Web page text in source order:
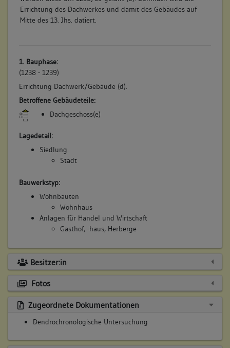
Errichtung des Dachwerkes und damit des Gebäudes auf
Mitte des 13. Jhs. datiert.
1. Bauphase:
(1238 - 1239)
Errichtung Dachwerk/Gebäude (d).
Betroffene Gebäudeteile:
Dachgeschoss(e)
Lagedetail:
Siedlung
Stadt
Bauwerkstyp:
Wohnbauten
Wohnhaus
Anlagen für Handel und Wirtschaft
Gasthof, -haus, Herberge
Besitzer:in
Fotos
Zugeordnete Dokumentationen
Dendrochronologische Untersuchung